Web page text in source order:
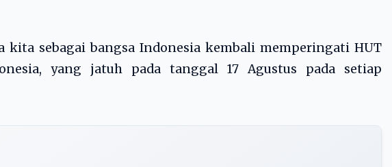
kita sebagai bangsa Indonesia kembali memperingati HUT
yang jatuh pada tanggal 17 Agustus pada setiap